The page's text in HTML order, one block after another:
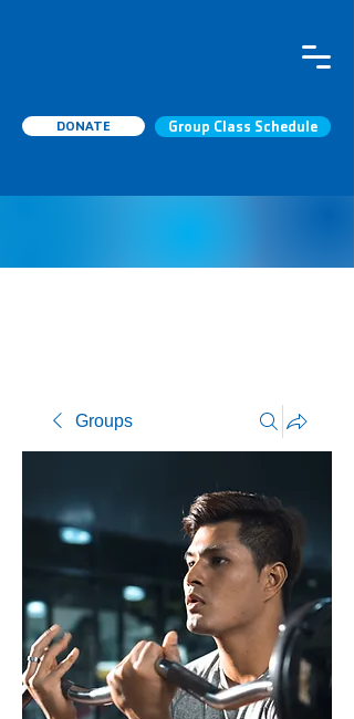
DONATE Group Class Schedule
Groups